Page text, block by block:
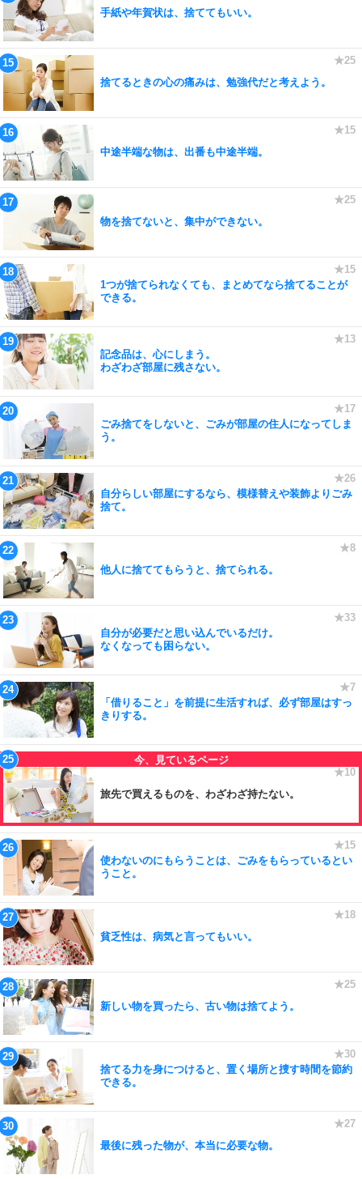
手紙や年賀状は、捨ててもいい。
捨てるときの心の痛みは、勉強代だと考えよう。
中途半端な物は、出番も中途半端。
物を捨てないと、集中ができない。
1つが捨てられなくても、まとめてなら捨てることが
できる。
記念品は、心にしまう。
わざわざ部屋に残さない。
ごみ捨てをしないと、ごみが部屋の住人になってしま
う。
自分らしい部屋にするなら、模様替えや装飾よりごみ
捨て。
他人に捨ててもらうと、捨てられる。
自分が必要だと思い込んでいるだけ。
なくなっても困らない。
「借りること」を前提に生活すれば、必ず部屋はすっ
きりする。
旅先で買えるものを、わざわざ持たない。
使わないのにもらうことは、ごみをもらっているとい
うこと。
貧乏性は、病気と言ってもいい。
新しい物を買ったら、古い物は捨てよう。
捨てる力を身につけると、置く場所と捜す時間を節約
できる。
最後に残った物が、本当に必要な物。